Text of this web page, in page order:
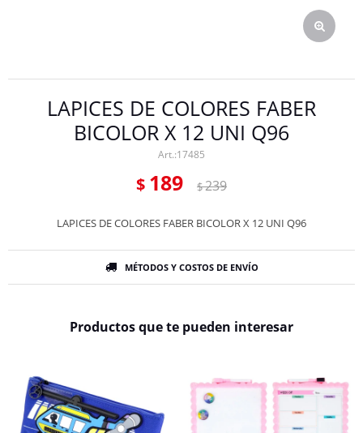
LAPICES DE COLORES FABER
BICOLOR X 12 UNI Q96
17485
$ 189 $239
LAPICES DE COLORES FABER BICOLOR X 12 UNI Q96
MÉTODOS Y COSTOS DE ENVÍO
Productos que te pueden interesar